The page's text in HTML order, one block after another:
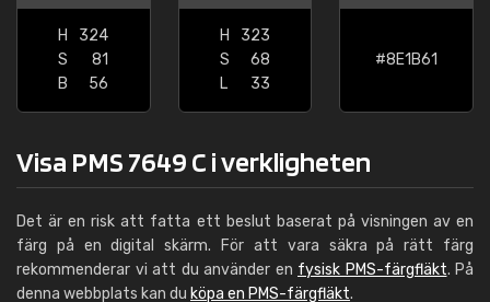
H
324
S
81
B
56
H
323
S
68
L
33
#8E1B61
Visa PMS 7649 C i verkligheten
Det är en risk att fatta ett beslut baserat på visningen av en
färg på en digital skärm. För att vara säkra på rätt färg
rekommenderar vi att du använder en fysisk PMS-färgfläkt. På
denna webbplats kan du köpa en PMS-färgfläkt.